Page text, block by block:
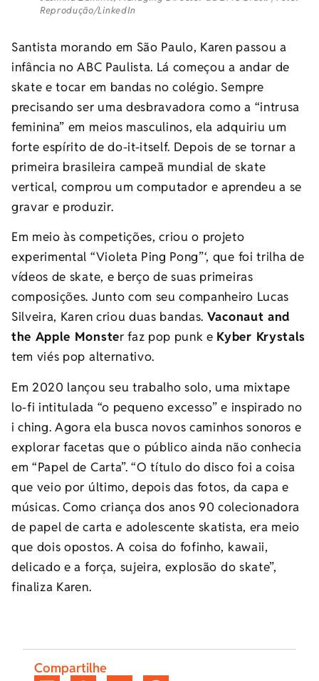
Reprodução/LinkedIn
Santista morando em São Paulo, Karen passou a
infância no ABC Paulista. Lá começou a andar de
skate e tocar em bandas no colégio. Sempre
precisando ser uma desbravadora como a “intrusa
feminina” em meios masculinos, ela adquiriu um
forte espírito de do-it-itself. Depois de se tornar a
primeira brasileira campeã mundial de skate
vertical, comprou um computador e aprendeu a se
gravar e produzir.
Em meio às competições, criou o projeto
experimental “Violeta Ping Pong”‘, que foi trilha de
vídeos de skate, e berço de suas primeiras
composições. Junto com seu companheiro Lucas
Silveira, Karen criou duas bandas. Vaconaut and
the Apple Monster faz pop punk e Kyber Krystals
tem viés pop alternativo.
Em 2020 lançou seu trabalho solo, uma mixtape
lo-fi intitulada “o pequeno excesso” e inspirado no
i ching. Agora ela busca novos caminhos sonoros e
explorar facetas que o público ainda não conhecia
em “Papel de Carta”. “O título do disco foi a coisa
que veio por último, depois das fotos, da capa e
músicas. Como criança dos anos 90 colecionadora
de papel de carta e adolescente skatista, era meio
que dois opostos. A coisa do fofinho, kawaii,
delicado e a força, sujeira, explosão do skate”,
finaliza Karen.
Compartilhe